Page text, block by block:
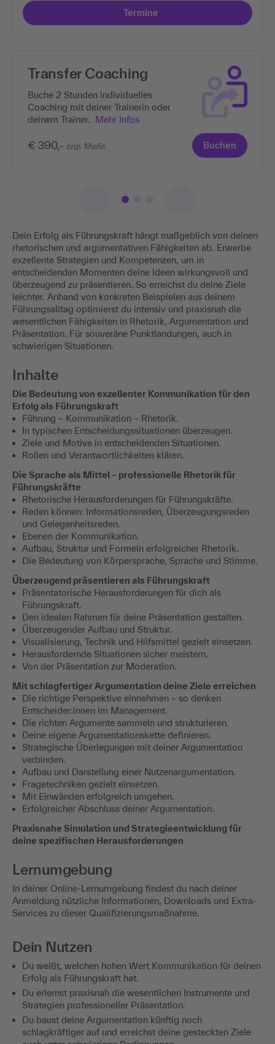
Dein Erfolg als Führungskraft hängt maßgeblich von deinen
rhetorischen und argumentativen Fähigkeiten ab. Erwerbe
exzellente Strategien und Kompetenzen, um in
entscheidenden Momenten deine Ideen wirkungsvoll und
überzeugend zu präsentieren. So erreichst du deine Ziele
leichter. Anhand von konkreten Beispielen aus deinem
Führungsalltag optimierst du intensiv und praxisnah die
wesentlichen Fähigkeiten in Rhetorik, Argumentation und
Präsentation. Für souveräne Punktlandungen, auch in
schwierigen Situationen.
Inhalte
Die Bedeutung von exzellenter Kommunikation für den
Erfolg als Führungskraft
Führung – Kommunikation – Rhetorik.
In typischen Entscheidungssituationen überzeugen.
Ziele und Motive in entscheidenden Situationen.
Rollen und Verantwortlichkeiten klären.
Die Sprache als Mittel – professionelle Rhetorik für
Führungskräfte
Rhetorische Herausforderungen für Führungskräfte.
Reden können: Informationsreden, Überzeugungsreden
und Gelegenheitsreden.
Ebenen der Kommunikation.
Aufbau, Struktur und Formeln erfolgreicher Rhetorik.
Die Bedeutung von Körpersprache, Sprache und Stimme.
Überzeugend präsentieren als Führungskraft
Präsentatorische Herausforderungen für dich als
Führungskraft.
Den idealen Rahmen für deine Präsentation gestalten.
Überzeugender Aufbau und Struktur.
Visualisierung, Technik und Hilfsmittel gezielt einsetzen.
Herausfordernde Situationen sicher meistern.
Von der Präsentation zur Moderation.
Mit schlagfertiger Argumentation deine Ziele erreichen
Die richtige Perspektive einnehmen – so denken
Entscheider:innen im Management.
Die richten Argumente sammeln und strukturieren.
Deine eigene Argumentationskette definieren.
Strategische Überlegungen mit deiner Argumentation
verbinden.
Aufbau und Darstellung einer Nutzenargumentation.
Fragetechniken gezielt einsetzen.
Mit Einwänden erfolgreich umgehen.
Erfolgreicher Abschluss deiner Argumentation.
Praxisnahe Simulation und Strategieentwicklung für
deine spezifischen Herausforderungen
Lernumgebung
In deiner Online-Lernumgebung findest du nach deiner
Anmeldung nützliche Informationen, Downloads und Extra-
Services zu dieser Qualifizierungsmaßnahme.
Dein Nutzen
Du weißt, welchen hohen Wert Kommunikation für deinen
Erfolg als Führungskraft hat.
Du erlernst praxisnah die wesentlichen Instrumente und
Strategien professioneller Präsentation.
Du baust deine Argumentation künftig noch
schlagkräftiger auf und erreichst deine gesteckten Ziele
Termine
Transfer Coaching
Buche 2 Stunden individuelles
Coaching mit deiner Trainerin oder
deinem Trainer. Mehr Infos
€ 390,- zzgl. MwSt. Buchen